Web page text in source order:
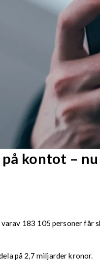
kontot –
183 105 personer
på 2,7 miljarder kronor.